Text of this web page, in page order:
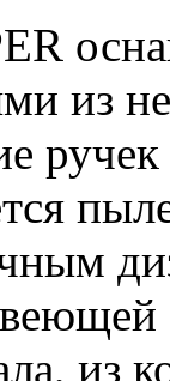
из
из